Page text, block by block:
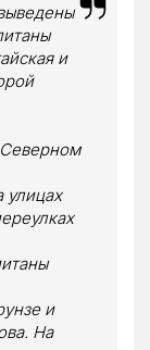
и
улицах
и
На